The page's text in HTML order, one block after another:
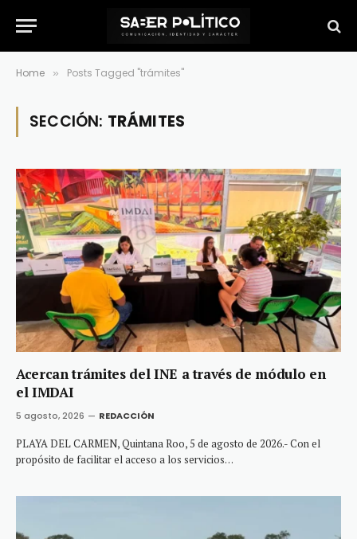
Home » Posts Tagged "trámites"
SECCIÓN: TRÁMITES
Acercan trámites del INE a través de módulo en
el IMDAI
5 agosto, 2026 REDACCIÓN
PLAYA DEL CARMEN, Quintana Roo, 5 de agosto de 2026.- Con el
propósito de facilitar el acceso a los servicios…